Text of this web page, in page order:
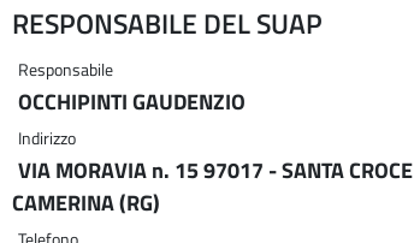
RESPONSABILE DEL SUAP
Responsabile
OCCHIPINTI GAUDENZIO
Indirizzo
VIA MORAVIA n. 15 97017 - SANTA CROCE
CAMERINA (RG)